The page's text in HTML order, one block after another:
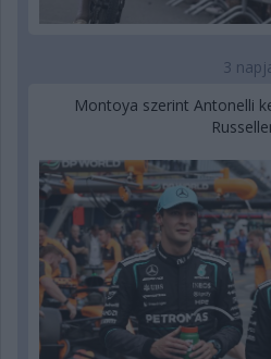
3
Montoya szerint Antonelli